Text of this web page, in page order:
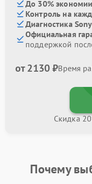
До 30% экономии
Контроль на
Диагностика
Официальная
поддержкой
от 2130 ₽Время
Скидка
Почему